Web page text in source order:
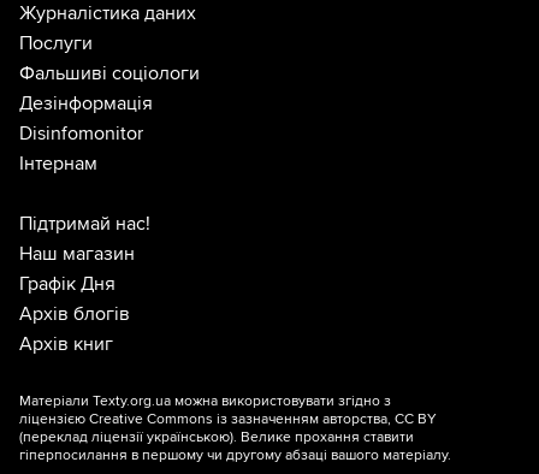
Журналістика даних
Послуги
Фальшиві соціологи
Дезінформація
Disinfomonitor
Інтернам
Підтримай нас!
Наш магазин
Графік Дня
Архів блогів
Архів книг
Матеріали Texty.org.ua можна використовувати згідно з
ліцензією Creative Commons із зазначенням авторства, CC BY
(переклад ліцензії українською). Велике прохання ставити
гіперпосилання в першому чи другому абзаці вашого матеріалу.